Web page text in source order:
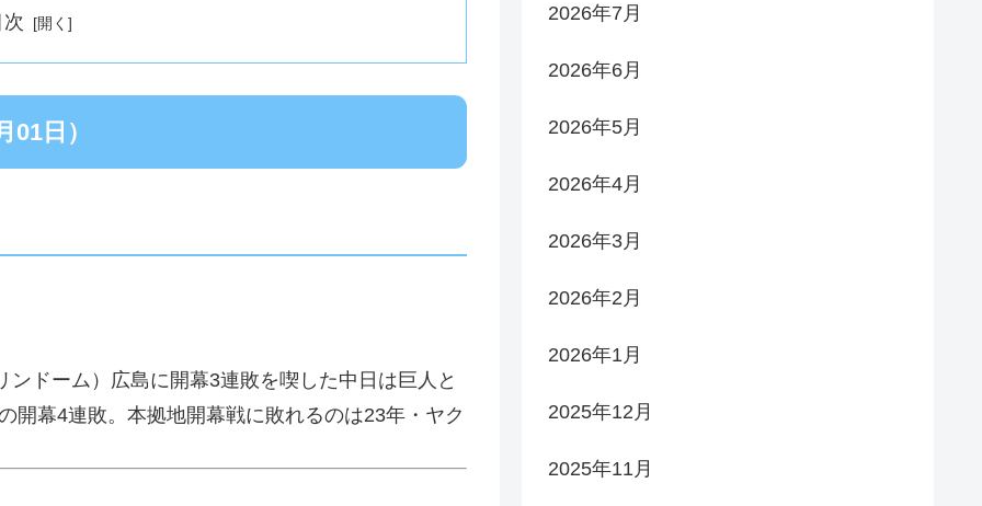
日）
ーム）広島に開幕3連敗を喫した中日は巨人と
開幕4連敗。本拠地開幕戦に敗れるのは23年・ヤク
2026年7月
2026年6月
2026年5月
2026年4月
2026年3月
2026年2月
2026年1月
2025年12月
2025年11月